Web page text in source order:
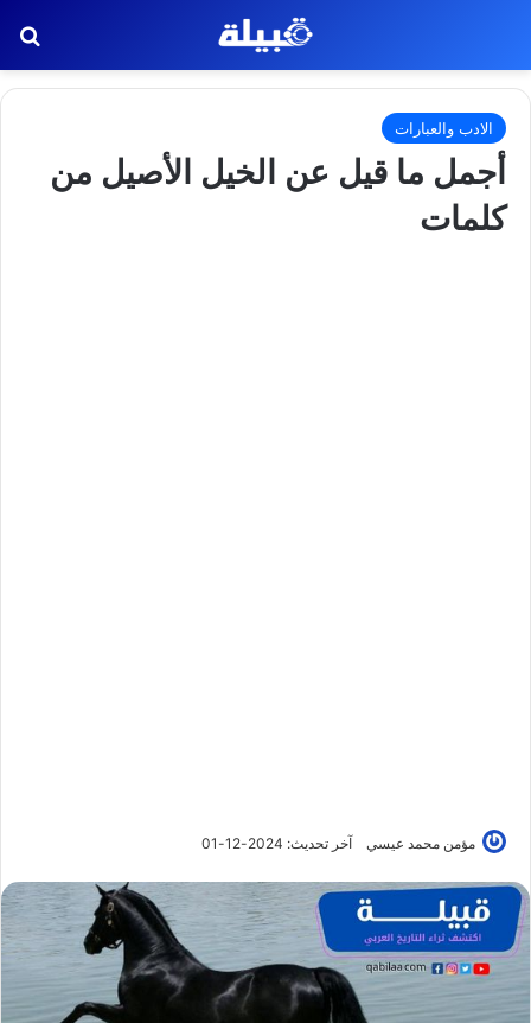
الادب والعبارات
أجمل ما قيل عن الخيل الأصيل من
كلمات
مؤمن محمد عيسي آخر تحديث: 2024-12-01